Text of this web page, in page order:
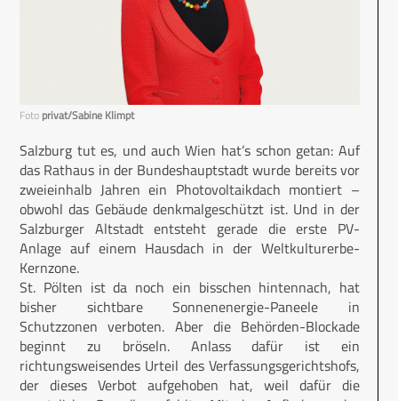
Foto privat/Sabine Klimpt
Salzburg tut es, und auch Wien hat’s schon getan: Auf
das Rathaus in der Bundeshauptstadt wurde bereits vor
zweieinhalb Jahren ein Photovoltaikdach montiert –
obwohl das Gebäude denkmalgeschützt ist. Und in der
Salzburger Altstadt entsteht gerade die erste PV-
Anlage auf einem Hausdach in der Weltkulturerbe-
Kernzone.
St. Pölten ist da noch ein bisschen hintennach, hat
bisher sichtbare Sonnenenergie-Paneele in
Schutzzonen verboten. Aber die Behörden-Blockade
beginnt zu bröseln. Anlass dafür ist ein
richtungsweisendes Urteil des Verfassungsgerichtshofs,
der dieses Verbot aufgehoben hat, weil dafür die